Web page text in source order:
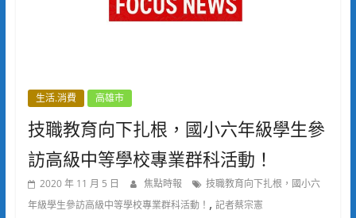
生活.消費 高雄市
技職教育向下扎根，國小六年級學生參
訪高級中等學校專業群科活動！
2020 年 11 月 5 日 焦點時報
技職教育向下扎根，國小六
年級學生參訪高級中等學校專業群科活動！ , 記者蔡宗憲